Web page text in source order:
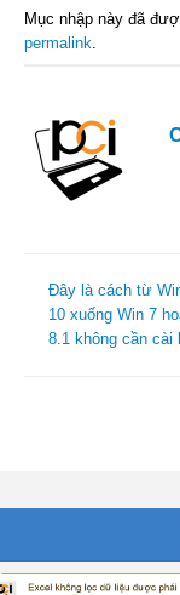
Mục nhập này đã
permalink
Đây là cách từ
10 xuống Win 7
8.1 không cần cài